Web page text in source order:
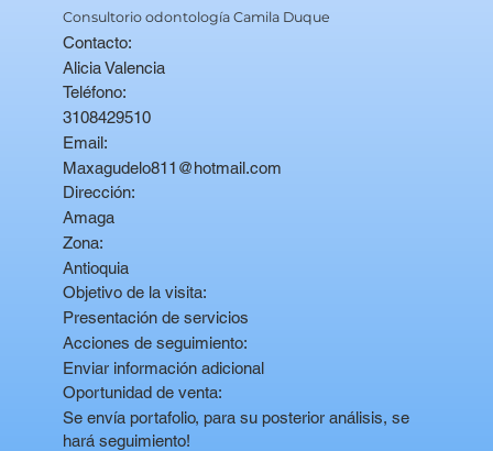
Consultorio odontología Camila Duque
Contacto:
Alicia Valencia
Teléfono:
3108429510
Email:
Maxagudelo811@hotmail.com
Dirección:
Amaga
Zona:
Antioquia
Objetivo de la visita:
Presentación de servicios
Acciones de seguimiento:
Enviar información adicional
Oportunidad de venta:
Se envía portafolio, para su posterior análisis, se
hará seguimiento!